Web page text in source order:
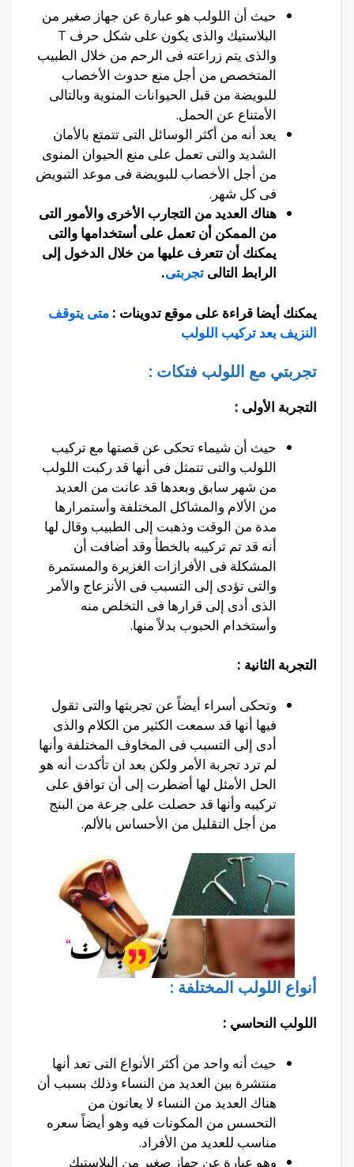
حيث أن اللولب هو عبارة عن جهاز صغير من
البلاستيك والذى يكون على شكل حرف T
والذى يتم زراعته فى الرحم من خلال الطبيب
المتخصص من أجل منع حدوث الأخصاب
للبويضة من قبل الحيوانات المنوية وبالتالى
الأمتناع عن الحمل.
يعد أنه من أكثر الوسائل التى تتمتع بالأمان
الشديد والتى تعمل على منع الحيوان المنوى
من أجل الأخصاب للبويضة فى موعد التبويض
فى كل شهر.
هناك العديد من التجارب الأخرى والأمور التى
من الممكن أن تعمل على أستخدامها والتى
يمكنك أن تتعرف عليها من خلال الدخول إلى
الرابط التالى تجربتى.
يمكنك أيضا قراءة على موقع تدوينات : متى يتوقف
النزيف بعد تركيب اللولب
تجربتي مع اللولب فتكات :
التجربة الأولى :
حيث أن شيماء تحكى عن قصتها مع تركيب
اللولب والتى تتمثل فى أنها قد ركبت اللولب
من شهر سابق وبعدها قد عانت من العديد
من الألام والمشاكل المختلفة وأستمرارها
مدة من الوقت وذهبت إلى الطبيب وقال لها
أنه قد تم تركيبه بالخطأ وقد أضافت أن
المشكلة فى الأفرازات الغزيرة والمستمرة
والتى تؤدى إلى التسبب فى الأنزعاج والأمر
الذى أدى إلى قرارها فى التخلص منه
وأستخدام الحبوب بدلاً منها.
التجربة الثانية :
وتحكى أسراء أيضاً عن تجربتها والتى تقول
فيها أنها قد سمعت الكثير من الكلام والذى
أدى إلى التسبب فى المخاوف المختلفة وأنها
لم ترد تجربة الأمر ولكن بعد ان تأكدت أنه هو
الحل الأمثل لها أضطرت إلى أن توافق على
تركيبه وأنها قد حصلت على جرعة من البنج
من أجل التقليل من الأحساس بالألم.
أنواع اللولب المختلفة :
اللولب النحاسي :
حيث أنه واحد من أكثر الأنواع التى تعد أنها
منتشرة بين العديد من النساء وذلك بسبب أن
هناك العديد من النساء لا يعانون من
التحسس من المكونات فيه وهو أيضاً سعره
مناسب للعديد من الأفراد.
وهو عبارة عن جهاز صغير من البلاستيك